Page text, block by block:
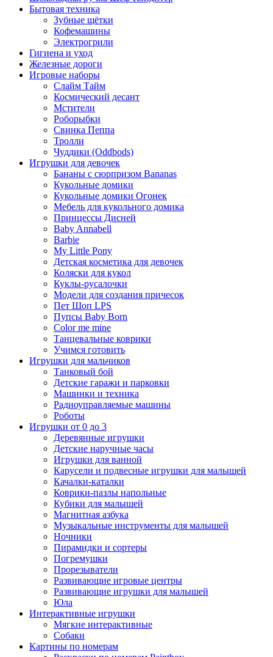
Бытовая техника
Зубные щётки
Кофемашины
Электрогрили
Гигиена и уход
Железные дороги
Игровые наборы
Слайм Тайм
Космический десант
Мстители
Роборыбки
Свинка Пеппа
Тролли
Чуддики (Oddbods)
Игрушки для девочек
Бананы с сюрпризом Bananas
Кукольные домики
Кукольные домики Огонек
Мебель для кукольного домика
Принцессы Дисней
Baby Annabell
Barbie
My Little Pony
Детская косметика для девочек
Коляски для кукол
Куклы-русалочки
Модели для создания причесок
Пет Шоп LPS
Пупсы Baby Born
Сolor me mine
Танцевальные коврики
Учимся готовить
Игрушки для мальчиков
Танковый бой
Детские гаражи и парковки
Машинки и техника
Радиоуправляемые машины
Роботы
Игрушки от 0 до 3
Деревянные игрушки
Детские наручные часы
Игрушки для ванной
Карусели и подвесные игрушки для малышей
Качалки-каталки
Коврики-пазлы напольные
Кубики для малышей
Магнитная азбука
Музыкальные инструменты для малышей
Ночники
Пирамидки и сортеры
Погремушки
Прорезыватели
Развивающие игровые центры
Развивающие игрушки для малышей
Юла
Интерактивные игрушки
Мягкие интерактивные
Собаки
Картины по номерам